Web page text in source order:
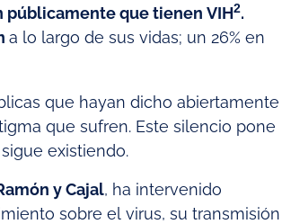
públicamente que tienen VIH2.
a lo largo de sus vidas; un 26% en
que hayan dicho abiertamente
que sufren. Este silencio pone
existiendo.
y Cajal, ha intervenido
sobre el virus, su transmisión